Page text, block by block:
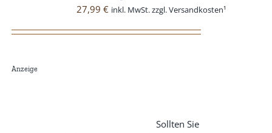
27,99 € inkl. MwSt. zzgl. Versandkosten¹
Anzeige
Sollten Sie